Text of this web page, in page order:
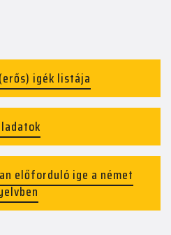
igék listája
előforduló ige a német